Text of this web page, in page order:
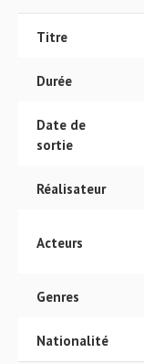
Titre
Durée
Date de
sortie
Réalisateur
Acteurs
Genres
Nationalité